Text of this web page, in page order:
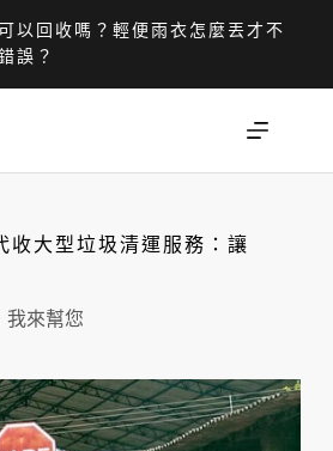
以回收嗎？輕便雨衣怎麼丟才不
誤？
收大型垃圾清運服務：讓
我來幫您